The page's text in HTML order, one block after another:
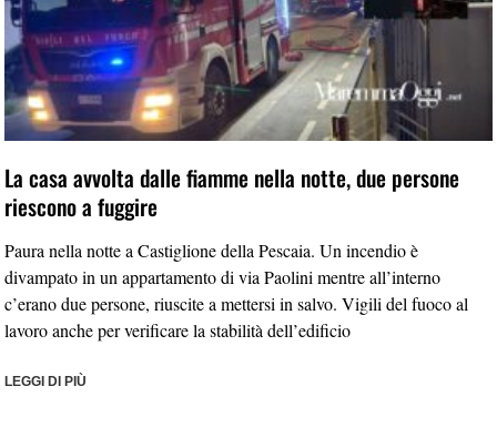
La casa avvolta dalle fiamme nella notte, due persone
riescono a fuggire
Paura nella notte a Castiglione della Pescaia. Un incendio è
divampato in un appartamento di via Paolini mentre all’interno
c’erano due persone, riuscite a mettersi in salvo. Vigili del fuoco al
lavoro anche per verificare la stabilità dell’edificio
LEGGI DI PIÙ